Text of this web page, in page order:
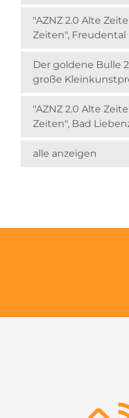
"AZNZ 2.0 Alte
Zeiten", Freudental
Der goldene Bulle
große
"AZNZ 2.0 Alte
Zeiten", Bad
alle anzeigen